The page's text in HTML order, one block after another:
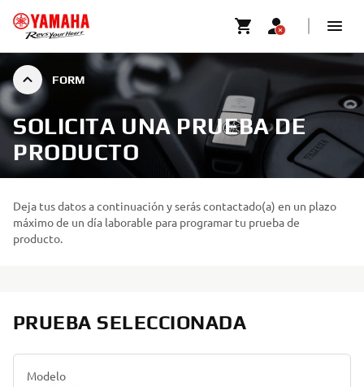
FORM
SOLICITA UNA PRUEBA DE
PRODUCTO
Deja tus datos a continuación y serás contactado(a) en un plazo
máximo de un día laborable para programar tu prueba de
producto.
PRUEBA SELECCIONADA
Modelo